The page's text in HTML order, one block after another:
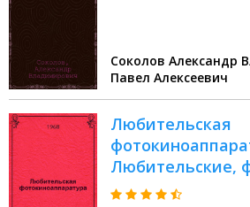
Соколов Александр
Павел Алексеевич
Любительская
Любительские,
киносъемочные